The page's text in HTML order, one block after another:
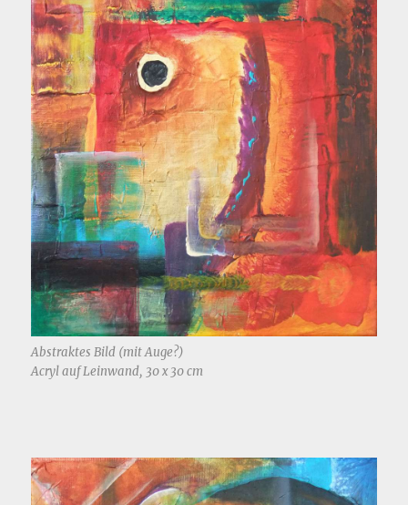
Abstraktes Bild (mit Auge?)
Acryl auf Leinwand, 30 x 30 cm